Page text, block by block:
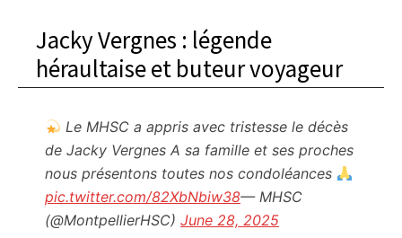
Jacky Vergnes : légende
héraultaise et buteur voyageur
Le MHSC a appris avec tristesse le décès
de Jacky Vergnes A sa famille et ses proches
nous présentons toutes nos condoléances
pic.twitter.com/82XbNbiw38— MHSC
(@MontpellierHSC) June 28, 2025